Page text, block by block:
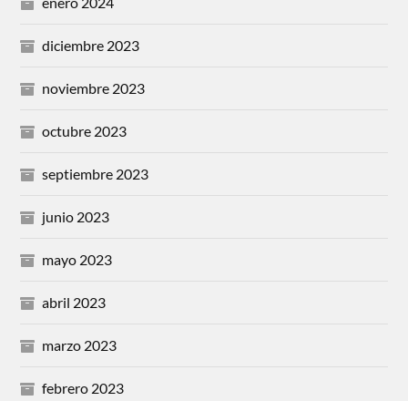
diciembre 2023
noviembre 2023
octubre 2023
septiembre 2023
junio 2023
mayo 2023
abril 2023
marzo 2023
febrero 2023